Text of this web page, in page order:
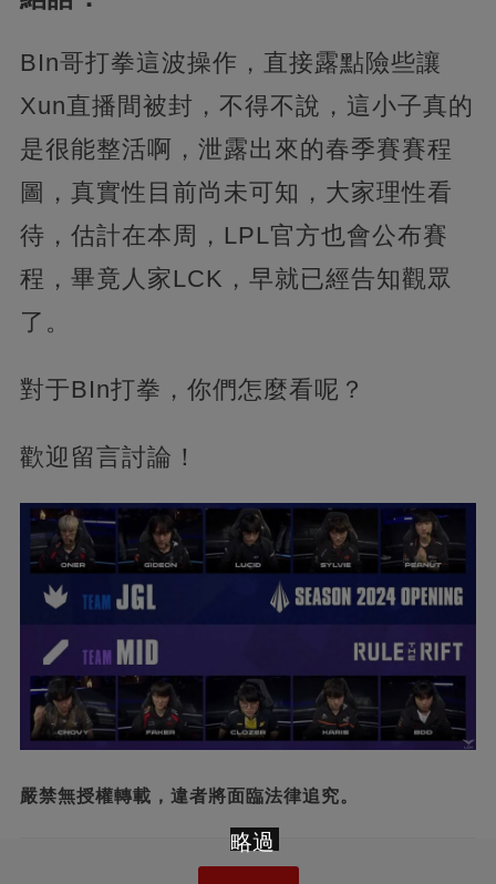
BIn哥打拳這波操作，直接露點險些讓
Xun直播間被封，不得不說，這小子真的
是很能整活啊，泄露出來的春季賽賽程
圖，真實性目前尚未可知，大家理性看
待，估計在本周，LPL官方也會公布賽
程，畢竟人家LCK，早就已經告知觀眾
了。
對于BIn打拳，你們怎麼看呢？
歡迎留言討論！
嚴禁無授權轉載，違者將面臨法律追究。
略過